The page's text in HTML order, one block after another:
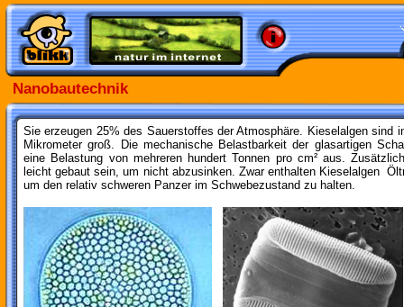
Nanobautechnik
Sie erzeugen 25% des Sauerstoffes der Atmosphäre. Kieselalgen sind
Mikrometer groß. Die mechanische Belastbarkeit der glasartigen
eine Belastung von mehreren hundert Tonnen pro cm² aus.
leicht gebaut sein, um nicht abzusinken. Zwar enthalten Kieselalgen
um den relativ schweren Panzer im Schwebezustand zu halten.